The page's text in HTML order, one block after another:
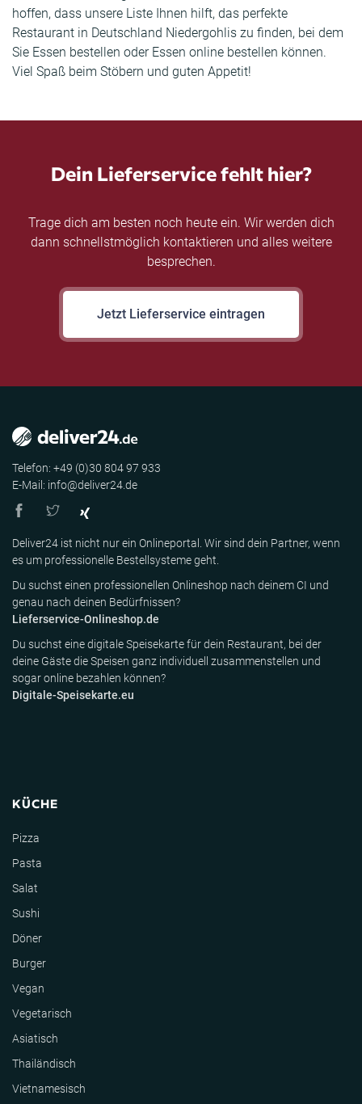
hoffen, dass unsere Liste Ihnen hilft, das perfekte
Restaurant in Deutschland Niedergohlis zu finden, bei dem
Sie Essen bestellen oder Essen online bestellen können.
Viel Spaß beim Stöbern und guten Appetit!
Dein Lieferservice fehlt hier?
Trage dich am besten noch heute ein. Wir werden dich
dann schnellstmöglich kontaktieren und alles weitere
besprechen.
Jetzt Lieferservice eintragen
Telefon: +49 (0)30 804 97 933
E-Mail: info@deliver24.de
Deliver24 ist nicht nur ein Onlineportal. Wir sind dein Partner, wenn
es um professionelle Bestellsysteme geht.
Du suchst einen professionellen Onlineshop nach deinem CI und
genau nach deinen Bedürfnissen?
Lieferservice-Onlineshop.de
Du suchst eine digitale Speisekarte für dein Restaurant, bei der
deine Gäste die Speisen ganz individuell zusammenstellen und
sogar online bezahlen können?
Digitale-Speisekarte.eu
KÜCHE
Pizza
Pasta
Salat
Sushi
Döner
Burger
Vegan
Vegetarisch
Asiatisch
Thailändisch
Vietnamesisch